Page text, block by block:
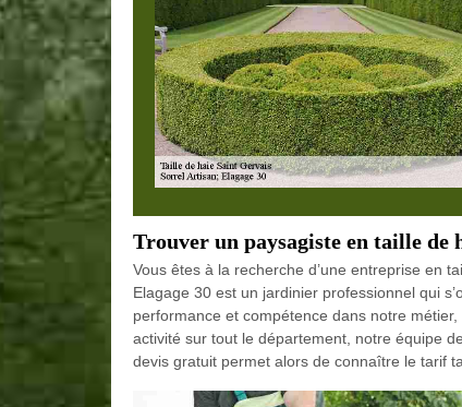
Trouver un paysagiste en taille de
Vous êtes à la recherche d’une entreprise en
Elagage 30 est un jardinier professionnel qui
performance et compétence dans notre
activité sur tout le département, notre équipe
devis gratuit permet alors de connaître le tarif